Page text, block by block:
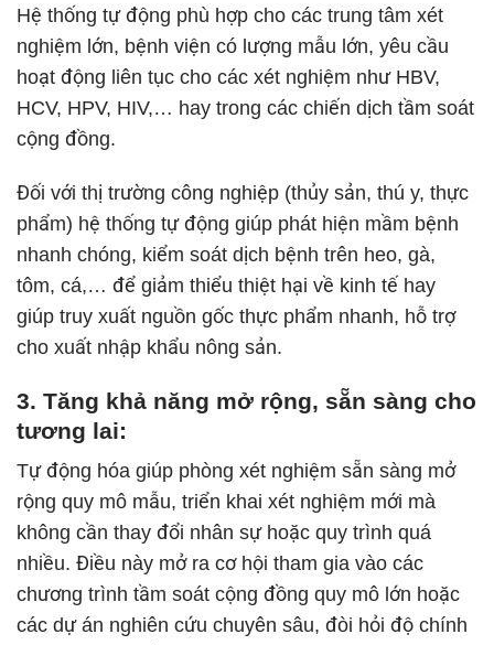
Hệ thống tự động phù hợp cho các trung tâm xét
nghiệm lớn, bệnh viện có lượng mẫu lớn, yêu cầu
hoạt động liên tục cho các xét nghiệm như HBV,
HCV, HPV, HIV,… hay trong các chiến dịch tầm soát
cộng đồng.
Đối với thị trường công nghiệp (thủy sản, thú y, thực
phẩm) hệ thống tự động giúp phát hiện mầm bệnh
nhanh chóng, kiểm soát dịch bệnh trên heo, gà,
tôm, cá,… để giảm thiểu thiệt hại về kinh tế hay
giúp truy xuất nguồn gốc thực phẩm nhanh, hỗ trợ
cho xuất nhập khẩu nông sản.
3. Tăng khả năng mở rộng, sẵn sàng cho
tương lai:
Tự động hóa giúp phòng xét nghiệm sẵn sàng mở
rộng quy mô mẫu, triển khai xét nghiệm mới mà
không cần thay đổi nhân sự hoặc quy trình quá
nhiều. Điều này mở ra cơ hội tham gia vào các
chương trình tầm soát cộng đồng quy mô lớn hoặc
các dự án nghiên cứu chuyên sâu, đòi hỏi độ chính